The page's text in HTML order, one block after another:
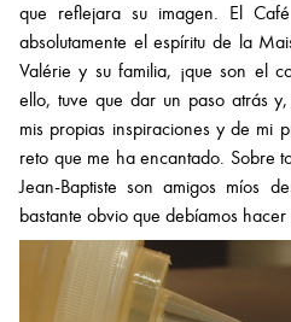
que reflejara su imagen. El
absolutamente el espíritu de la
Valérie y su familia, ¡que son el
ello, tuve que dar un paso atrás
mis propias inspiraciones y de mi
reto que me ha encantado. Sobre
Jean-Baptiste son amigos míos
bastante obvio que debíamos